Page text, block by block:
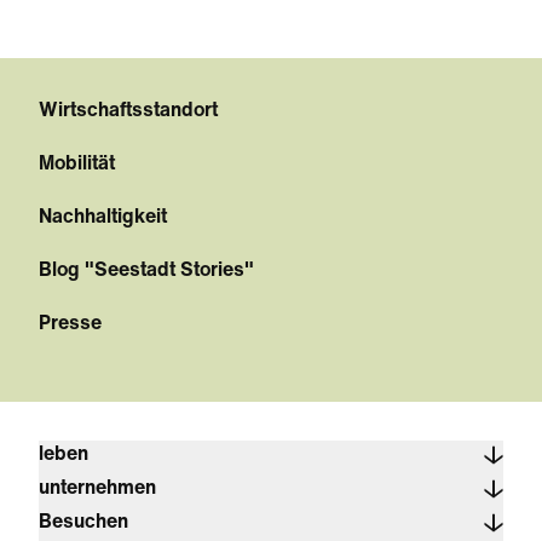
Wirtschaftsstandort
Mobilität
Nachhaltigkeit
Blog "Seestadt Stories"
Presse
leben
unternehmen
Besuchen